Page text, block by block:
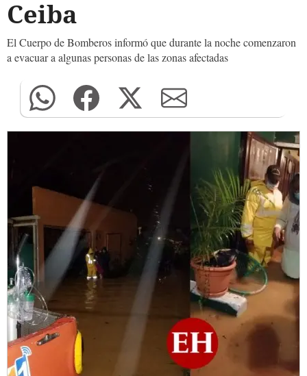
Ceiba
El Cuerpo de Bomberos informó que durante la noche comenzaron
a evacuar a algunas personas de las zonas afectadas